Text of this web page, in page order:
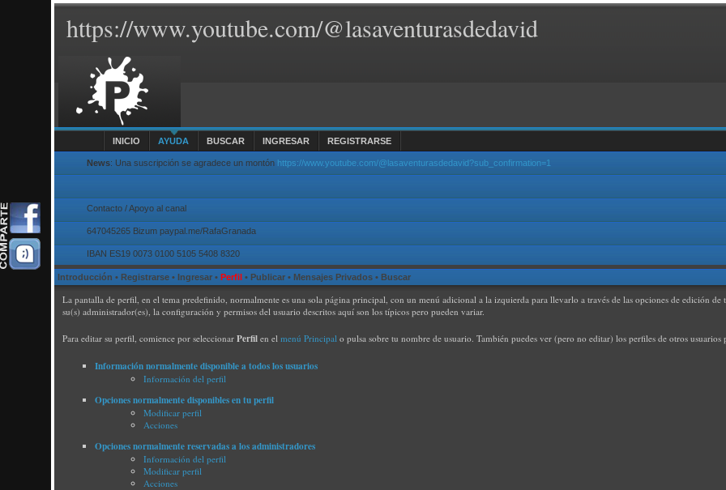
https://www.youtube.com/@lasaventurasdedavid
INICIO AYUDA BUSCAR INGRESAR REGISTRARSE
News: Una suscripción se agradece un montón https://www.youtube.com/@lasaventurasdedavid?sub_confirmation=1
Contacto / Apoyo al canal
647045265 Bizum paypal.me/RafaGranada
IBAN ES19 0073 0100 5105 5408 8320
Introducción •Registrarse •Ingresar •Perfil •Publicar •Mensajes Privados •Buscar
La pantalla de perfil, en el tema predefinido, normalmente es una sola página principal, con un menú adicional a la izquierda para llevarlo a través de las opciones de edición
su(s) administrador(es), la configuración y permisos del usuario descritos aquí son los típicos pero pueden variar.
Para editar su perfil, comience por seleccionarPerfil en elmenú Principal o pulsa sobre tu nombre de usuario. También puedes ver (pero no editar) los perfiles de otros usuarios
Información normalmente disponible a todos los usuarios
Información del perfil
Opciones normalmente disponibles en tu perfil
Modificar perfil
Acciones
Opciones normalmente reservadas a los administradores
Información del perfil
Modificar perfil
Acciones